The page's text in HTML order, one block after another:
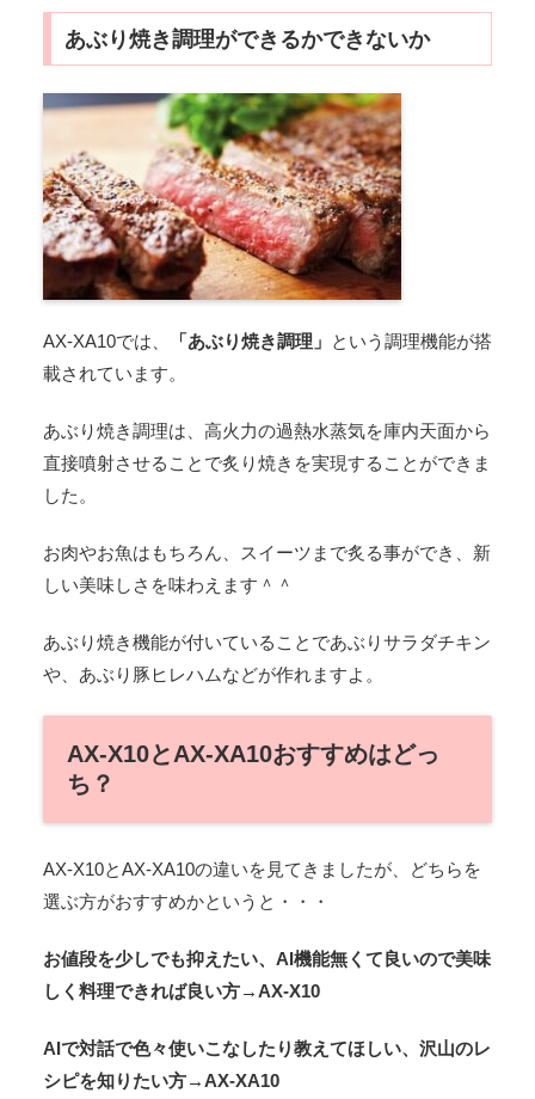
あぶり焼き調理ができるかできないか
AX-XA10では、 「あぶり焼き調理」 という調理機能が搭
載されています。
あぶり焼き調理は、高火力の過熱水蒸気を庫内天面から
直接噴射させることで炙り焼きを実現することができま
した。
お肉やお魚はもちろん、スイーツまで炙る事ができ、新
しい美味しさを味わえます＾＾
あぶり焼き機能が付いていることであぶりサラダチキン
や、あぶり豚ヒレハムなどが作れますよ。
AX-X10とAX-XA10おすすめはどっ
ち？
AX-X10とAX-XA10の違いを見てきましたが、どちらを
選ぶ方がおすすめかというと・・・
お値段を少しでも抑えたい、AI機能無くて良いので美味
しく料理できれば良い方→AX-X10
AIで対話で色々使いこなしたり教えてほしい、沢山のレ
シピを知りたい方→AX-XA10